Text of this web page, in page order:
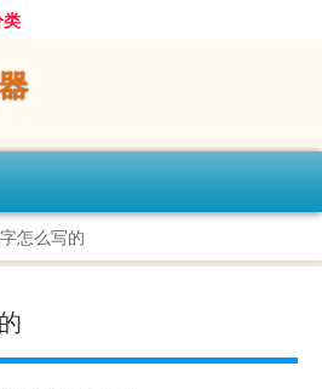
怎么写的